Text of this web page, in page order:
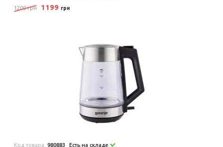
1200 грн 1199 грн
Код товара:980883 Есть на складе